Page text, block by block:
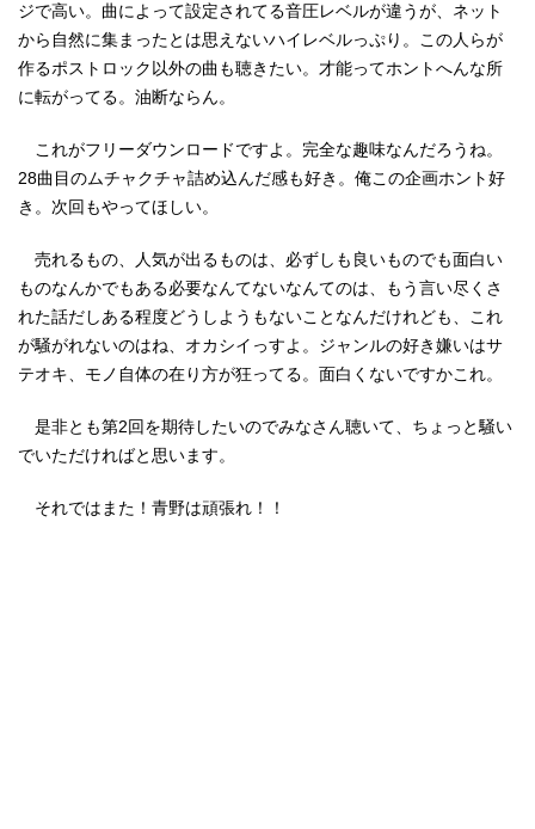
ジで高い。曲によって設定されてる音圧レベルが違うが、ネット
から自然に集まったとは思えないハイレベルっぷり。この人らが
作るポストロック以外の曲も聴きたい。才能ってホントへんな所
に転がってる。油断ならん。
これがフリーダウンロードですよ。完全な趣味なんだろうね。
28曲目のムチャクチャ詰め込んだ感も好き。俺この企画ホント好
き。次回もやってほしい。
売れるもの、人気が出るものは、必ずしも良いものでも面白い
ものなんかでもある必要なんてないなんてのは、もう言い尽くさ
れた話だしある程度どうしようもないことなんだけれども、これ
が騒がれないのはね、オカシイっすよ。ジャンルの好き嫌いはサ
テオキ、モノ自体の在り方が狂ってる。面白くないですかこれ。
是非とも第2回を期待したいのでみなさん聴いて、ちょっと騒い
でいただければと思います。
それではまた！青野は頑張れ！！